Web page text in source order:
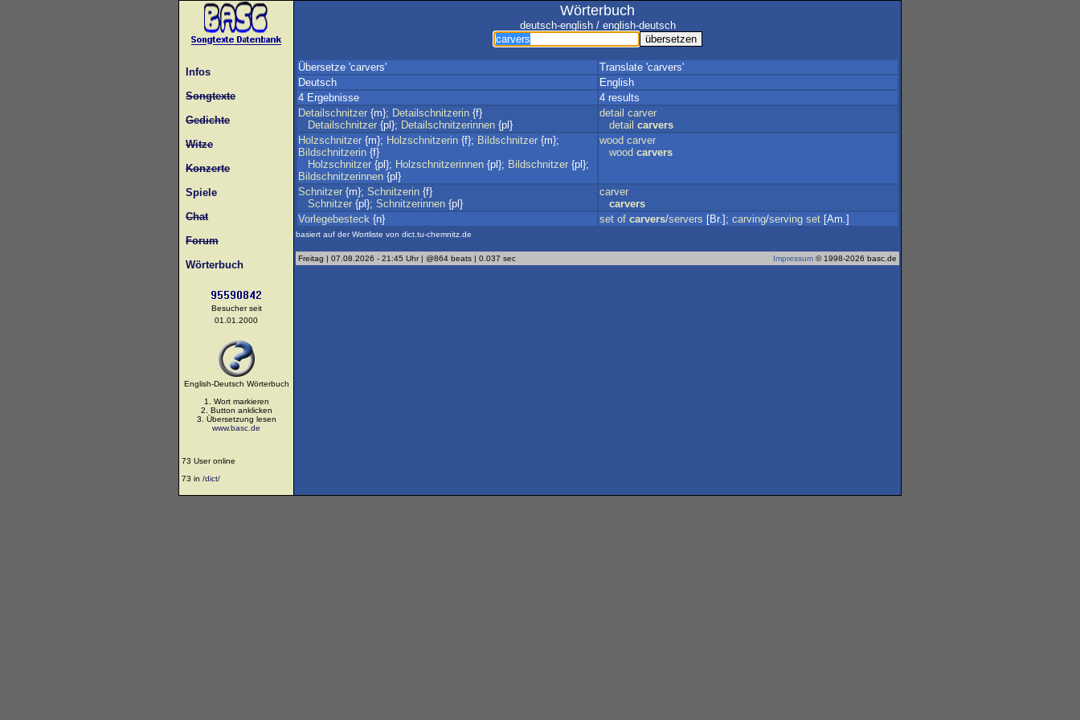
Infos
Songtexte
Gedichte
Witze
Konzerte
Spiele
Chat
Forum
Wörterbuch
Besucher seit
01.01.2000
English-Deutsch Wörterbuch
1. Wort markieren
2. Button anklicken
3. Übersetzung lesen
www.basc.de
73 User online
73 in /dict/
Wörterbuch
deutsch-english / english-deutsch
Übersetze 'carvers'
Translate 'carvers'
Deutsch
English
4 Ergebnisse
4 results
Detailschnitzer {m}; Detailschnitzerin {f}
Detailschnitzer {pl}; Detailschnitzerinnen {pl}
detail carver
detail carvers
Holzschnitzer {m}; Holzschnitzerin {f}; Bildschnitzer {m};
Bildschnitzerin {f}
Holzschnitzer {pl}; Holzschnitzerinnen {pl}; Bildschnitzer {pl};
Bildschnitzerinnen {pl}
wood carver
wood carvers
Schnitzer {m}; Schnitzerin {f}
Schnitzer {pl}; Schnitzerinnen {pl}
carver
carvers
Vorlegebesteck {n} set of carvers/servers [Br.]; carving/serving set [Am.]
basiert auf der Wortliste von dict.tu-chemnitz.de
Freitag | 07.08.2026 - 21:45 Uhr | @864 beats | 0.037 sec Impressum © 1998-2026 basc.de